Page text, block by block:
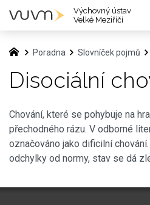
Poradna Slovníček pojmů
Disociální
Chování, které se pohybuje na
přechodného rázu. V odborné
označováno jako dificilní
odchylky od normy, stav se dá
Výchovný ústav
Velké Meziříčí